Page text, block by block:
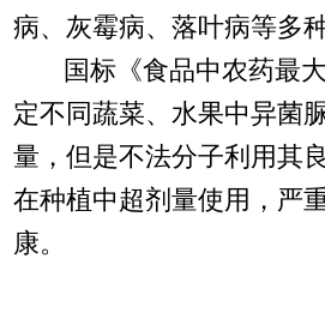
病、灰霉病、落叶病等多种
国标《食品中农药最大
定不同蔬菜、水果中异菌
量，但是不法分子利用其
在种植中超剂量使用，严
康。